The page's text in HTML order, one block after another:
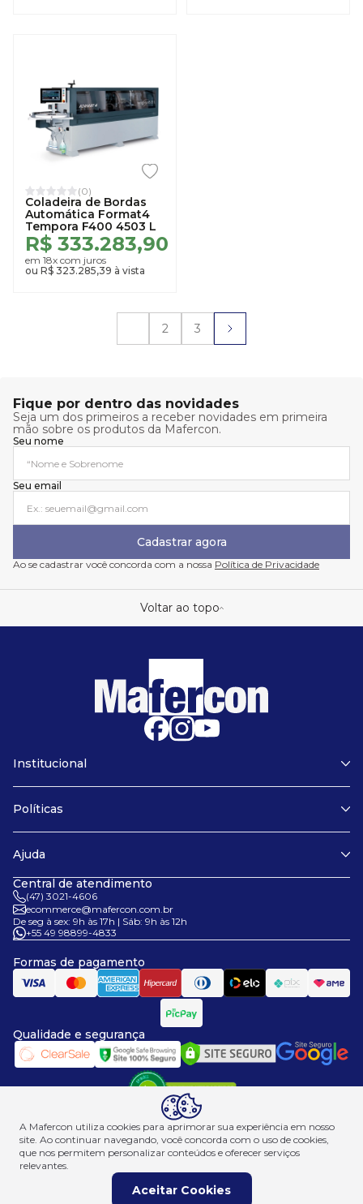
A Mafercon utiliza cookies para aprimorar sua experiência em nosso
site. Ao continuar navegando, você concorda com o uso de cookies,
que nos permitem personalizar conteúdos e oferecer serviços
relevantes.
Aceitar Cookies
(0)
Coladeira de Bordas
Automática Format4
Tempora F400 4503 L
R$ 333.283,90
em 18x com juros
ou R$ 323.285,39 à vista
2 3
Fique por dentro das novidades
Seja um dos primeiros a receber novidades em primeira
mão sobre os produtos da Mafercon.
Seu nome
Seu email
Cadastrar agora
Ao se cadastrar você concorda com a nossa Política de Privacidade
Voltar ao topo
Institucional
Assistência técnica
Garantia
Políticas
Políticas de trocas e reembolso
Termos de uso
Ajuda
Dúvidas frequentes
Fale conosco
Central de atendimento
(47) 3021-4606
ecommerce@mafercon.com.br
De seg à sex: 9h às 17h | Sáb: 9h às 12h
+55 49 98899-4833
Formas de pagamento
Qualidade e segurança
© Mafercon 2026. Todos os direitos reservados| Desenvolvido por Allomni